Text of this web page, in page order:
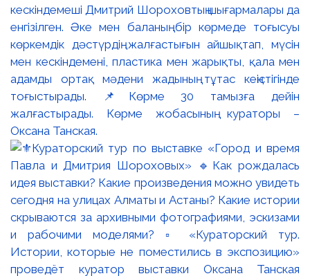
кескіндемеші Дмитрий Шороховтың шығармалары да
енгізілген. Әке мен баланың бір көрмеде тоғысуы
көркемдік дәстүрдің жалғастығын айшықтап, мүсін
мен кескіндемені, пластика мен жарықты, қала мен
адамды ортақ мәдени жадының тұтас кеңістігінде
тоғыстырады. 📌Көрме 30 тамызға дейін
жалғастырады. Көрме жобасының кураторы –
Оксана Танская.